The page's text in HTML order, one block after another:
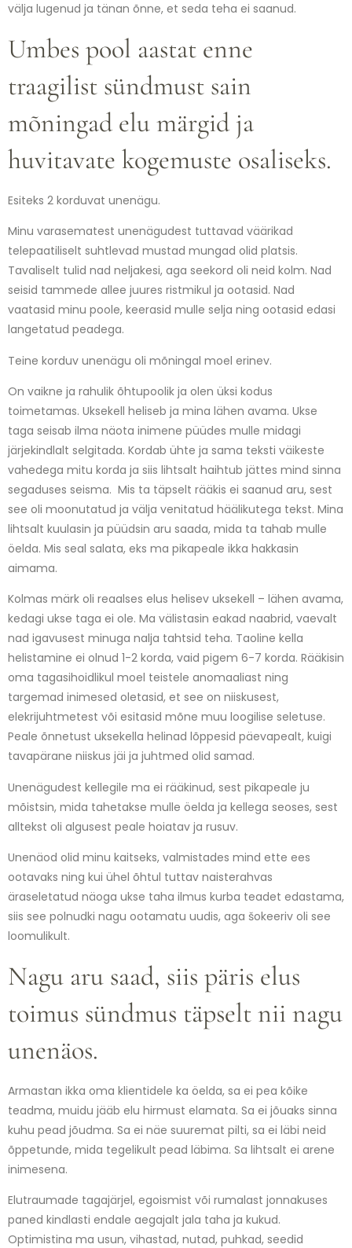
välja lugenud ja tänan õnne, et seda teha ei saanud.
Umbes pool aastat enne
traagilist sündmust sain
mõningad elu märgid ja
huvitavate kogemuste osaliseks.
Esiteks 2 korduvat unenägu.
Minu varasematest unenägudest tuttavad väärikad
telepaatiliselt suhtlevad mustad mungad olid platsis.
Tavaliselt tulid nad neljakesi, aga seekord oli neid kolm. Nad
seisid tammede allee juures ristmikul ja ootasid. Nad
vaatasid minu poole, keerasid mulle selja ning ootasid edasi
langetatud peadega.
Teine korduv unenägu oli mõningal moel erinev.
On vaikne ja rahulik õhtupoolik ja olen üksi kodus
toimetamas. Uksekell heliseb ja mina lähen avama. Ukse
taga seisab ilma näota inimene püüdes mulle midagi
järjekindlalt selgitada. Kordab ühte ja sama teksti väikeste
vahedega mitu korda ja siis lihtsalt haihtub jättes mind sinna
segaduses seisma. Mis ta täpselt rääkis ei saanud aru, sest
see oli moonutatud ja välja venitatud häälikutega tekst. Mina
lihtsalt kuulasin ja püüdsin aru saada, mida ta tahab mulle
öelda. Mis seal salata, eks ma pikapeale ikka hakkasin
aimama.
Kolmas märk oli reaalses elus helisev uksekell – lähen avama,
kedagi ukse taga ei ole. Ma välistasin eakad naabrid, vaevalt
nad igavusest minuga nalja tahtsid teha. Taoline kella
helistamine ei olnud 1-2 korda, vaid pigem 6-7 korda. Rääkisin
oma tagasihoidlikul moel teistele anomaaliast ning
targemad inimesed oletasid, et see on niiskusest,
elekrijuhtmetest või esitasid mõne muu loogilise seletuse.
Peale õnnetust uksekella helinad lõppesid päevapealt, kuigi
tavapärane niiskus jäi ja juhtmed olid samad.
Unenägudest kellegile ma ei rääkinud, sest pikapeale ju
mõistsin, mida tahetakse mulle öelda ja kellega seoses, sest
alltekst oli algusest peale hoiatav ja rusuv.
Unenäod olid minu kaitseks, valmistades mind ette ees
ootavaks ning kui ühel õhtul tuttav naisterahvas
äraseletatud näoga ukse taha ilmus kurba teadet edastama,
siis see polnudki nagu ootamatu uudis, aga šokeeriv oli see
loomulikult.
Nagu aru saad, siis päris elus
toimus sündmus täpselt nii nagu
unenäos.
Armastan ikka oma klientidele ka öelda, sa ei pea kõike
teadma, muidu jääb elu hirmust elamata. Sa ei jõuaks sinna
kuhu pead jõudma. Sa ei näe suuremat pilti, sa ei läbi neid
õppetunde, mida tegelikult pead läbima. Sa lihtsalt ei arene
inimesena.
Elutraumade tagajärjel, egoismist või rumalast jonnakuses
paned kindlasti endale aegajalt jala taha ja kukud.
Optimistina ma usun, vihastad, nutad, puhkad, seedid